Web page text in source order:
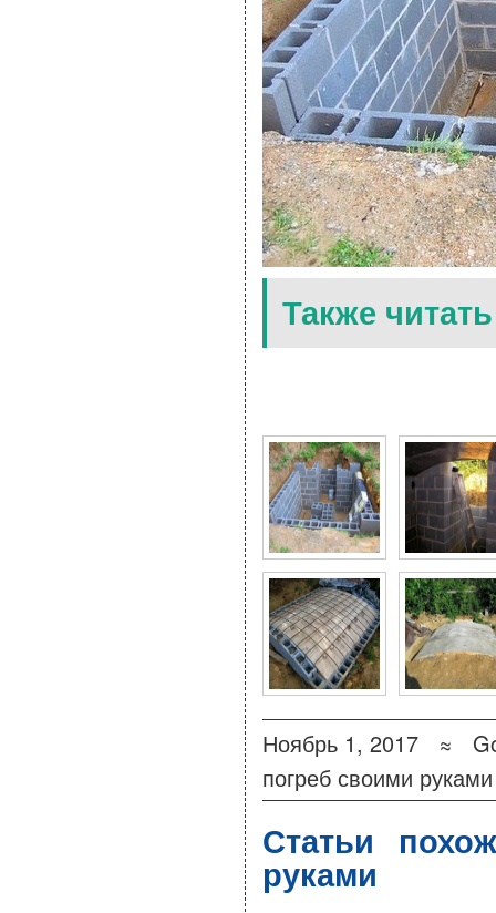
Также читать
Ноябрь 1, 2017 ≈
погреб своими руками
Статьи
руками